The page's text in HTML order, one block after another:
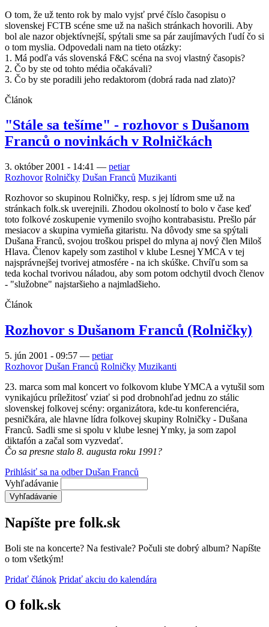
O tom, že už tento rok by malo vyjsť prvé číslo časopisu o
slovenskej FCTB scéne sme už na našich stránkach hovorili. Aby
bol ale nazor objektívnejší, spýtali sme sa pár zaujímavých ľudí čo si
o tom myslia. Odpovedali nam na tieto otázky:
1. Má podľa vás slovenská F&C scéna na svoj vlastný časopis?
2. Čo by ste od tohto média očakávali?
3. Čo by ste poradili jeho redaktorom (dobrá rada nad zlato)?
Článok
"Stále sa tešíme" - rozhovor s Dušanom
Franců o novinkách v Rolničkách
3. október 2001 - 14:41 — petiar
Rozhovor Rolničky Dušan Franců Muzikanti
Rozhovor so skupinou Rolničky, resp. s jej lídrom sme už na
stránkach folk.sk uverejnili. Zhodou okolností to bolo v čase keď
toto folkové zoskupenie vymenilo svojho kontrabasistu. Prešlo pár
mesiacov a skupina vymieňa gitaristu. Na dôvody sme sa spýtali
Dušana Franců, svojou troškou prispel do mlyna aj nový člen Miloš
Hlava. Členov kapely som zastihol v klube Lesnej YMCA v tej
najsprávnejšej tvorivej atmosfére - na ich skúške. Chvíľu som sa
teda kochal tvorivou náladou, aby som potom odchytil dvoch členov
- "služobne" najstaršieho a najmladšieho.
Článok
Rozhovor s Dušanom Franců (Rolničky)
5. jún 2001 - 09:57 — petiar
Rozhovor Dušan Franců Rolničky Muzikanti
23. marca som mal koncert vo folkovom klube YMCA a vytušil som
vynikajúcu príležitosť vziať si pod drobnohľad jednu zo stálic
slovenskej folkovej scény: organizátora, kde-tu konferenciéra,
pesničkára, ale hlavne lídra folkovej skupiny Rolničky - Dušana
Franců. Sadli sme si spolu v klube lesnej Ymky, ja som zapol
diktafón a začal som vyzvedať.
Čo sa presne stalo 8. augusta roku 1991?
Prihlásiť sa na odber Dušan Franců
Vyhľadávanie
Napíšte pre folk.sk
Boli ste na koncerte? Na festivale? Počuli ste dobrý album? Napíšte
o tom všetkým!
Pridať článok Pridať akciu do kalendára
O folk.sk